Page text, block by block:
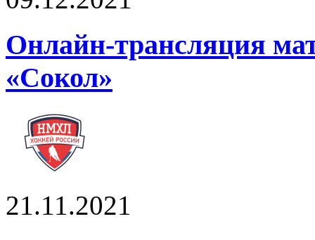
Онлайн-трансляция
«Сокол»
21.11.2021